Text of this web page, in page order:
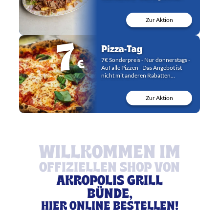
kombinierbar.
Zur Aktion
7€
Pizza-Tag
7€ Sonderpreis - Nur donnerstags -
Auf alle Pizzen - Das Angebot ist
nicht mit anderen Rabatten
Zur Aktion
WILLKOMMEN IM
OFFIZIELLEN SHOP VON
AKROPOLIS GRILL
BÜNDE,
HIER ONLINE BESTELLEN!